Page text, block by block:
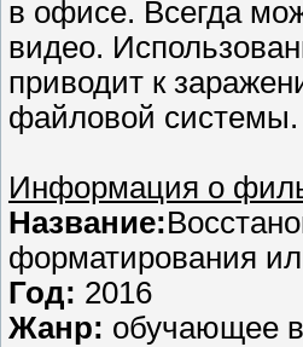
в офисе. Всегда
видео.
приводит к
файловой системы.
Информация о
Название:
форматирования
Год: 2016
Жанр: обучающее